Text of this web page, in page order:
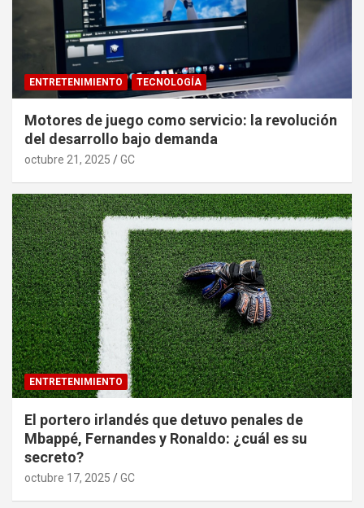
ENTRETENIMIENTO TECNOLOGÍA
Motores de juego como servicio: la revolución
del desarrollo bajo demanda
octubre 21, 2025 GC
ENTRETENIMIENTO
El portero irlandés que detuvo penales de
Mbappé, Fernandes y Ronaldo: ¿cuál es su
secreto?
octubre 17, 2025 GC